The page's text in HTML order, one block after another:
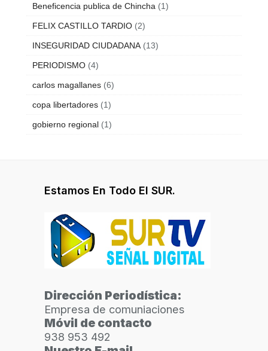
Beneficencia publica de Chincha (1)
FELIX CASTILLO TARDIO (2)
INSEGURIDAD CIUDADANA (13)
PERIODISMO (4)
carlos magallanes (6)
copa libertadores (1)
gobierno regional (1)
Estamos En Todo El SUR.
Dirección Periodística:
Empresa de comuniaciones
Móvil de contacto
938 953 492